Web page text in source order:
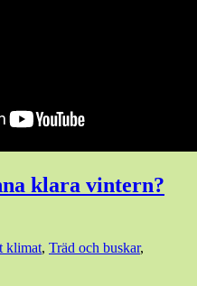
klara vintern?
klimat, Träd och buskar,